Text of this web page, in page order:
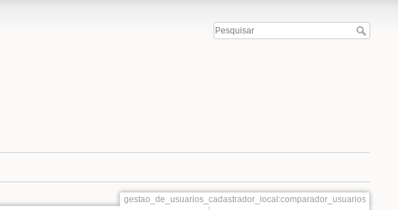
gestao_de_usuarios_cadastrador_local:comparador_usuarios